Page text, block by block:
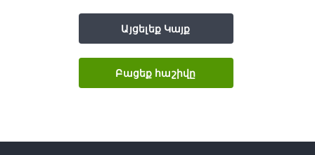
Այցելեք Կայք
Բացեք հաշիվը